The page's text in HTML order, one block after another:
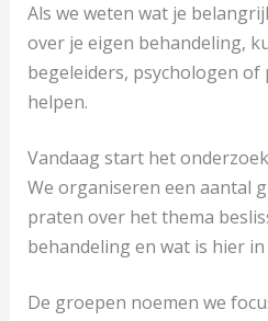
Als we weten wat je
over je eigen behandeling,
begeleiders, psychologen
helpen.
Vandaag start het onderzoek
We organiseren een aantal
praten over het thema
behandeling en wat is hier
De groepen noemen we